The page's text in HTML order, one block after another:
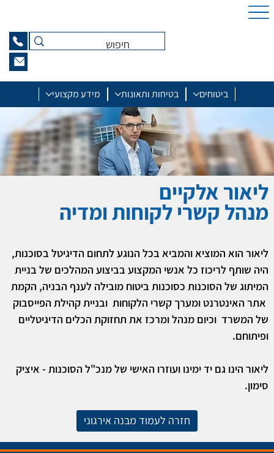
ביטוחים בטיחות ותאונות מידע מקצועי
ליאור הוא המוציא והמביא בכל הנוגע לתחום הדיגיטל בסוכנות,
היה שותף לריכוז כל אנשי המקצוע בביצוע המהלכים של בניית
המיתוג של הסוכנות כסוכנות ביטוח מובילה לענף הבניה, הקמת
אתר האינטרנט ומערך קשרי הלקוחות  ובניית קהילת הפייסבוק
של המשרד  וכיום מנהל ומרכז את תחזוקת הכלים הדיגיטליים
ופיתוחם.
ליאור הינו גם יד ימינו ועוזרו האישי של מנכ"ל הסוכנות - איציק
סימון.
מנהל קשרי לקוחות ומדיה
ליאור אלקיים
חזרה לעמוד מבנה אירגוני